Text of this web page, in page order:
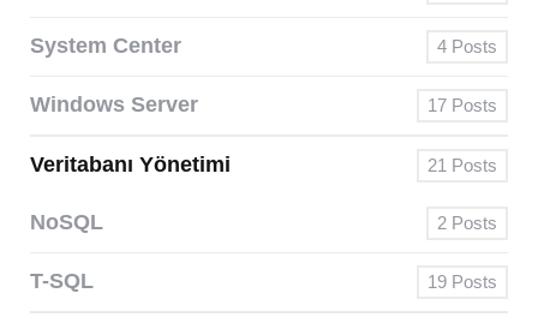
System Center 4 Posts
Windows Server 17 Posts
Veritabanı Yönetimi 21 Posts
NoSQL 2 Posts
T-SQL 19 Posts